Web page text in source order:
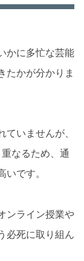
かに多忙な芸能
たかが分かりま
いませんが、
なるため、通
です。
ンライン授業や
必死に取り組ん